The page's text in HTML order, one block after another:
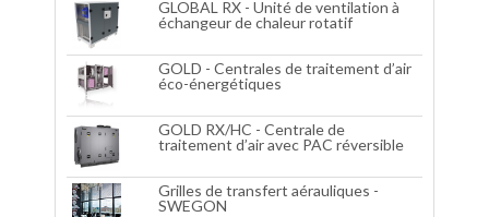
GLOBAL RX - Unité de ventilation à
échangeur de chaleur rotatif
GOLD - Centrales de traitement d’air
éco-énergétiques
GOLD RX/HC - Centrale de
traitement d’air avec PAC réversible
Grilles de transfert aérauliques -
SWEGON